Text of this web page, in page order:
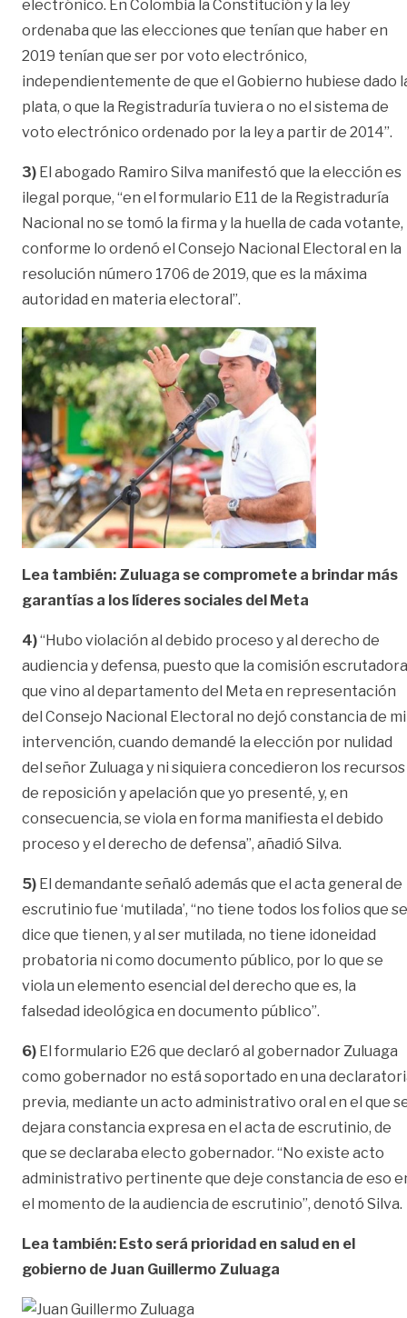
electrónico. En Colombia la Constitución y la ley
ordenaba que las elecciones que tenían que haber en
2019 tenían que ser por voto electrónico,
independientemente de que el Gobierno hubiese dado
plata, o que la Registraduría tuviera o no el sistema de
voto electrónico ordenado por la ley a partir de 2014”.
3) El abogado Ramiro Silva manifestó que la elección es
ilegal porque, “en el formulario E11 de la Registraduría
Nacional no se tomó la firma y la huella de cada votante,
conforme lo ordenó el Consejo Nacional Electoral en la
resolución número 1706 de 2019, que es la máxima
autoridad en materia electoral”.
Lea también: Zuluaga se compromete a brindar más
garantías a los líderes sociales del Meta
4)“Hubo violación al debido proceso y al derecho de
audiencia y defensa, puesto que la comisión escrutadora
que vino al departamento del Meta en representación
del Consejo Nacional Electoral no dejó constancia de mi
intervención, cuando demandé la elección por nulidad
del señor Zuluaga y ni siquiera concedieron los recursos
de reposición y apelación que yo presenté, y, en
consecuencia, se viola en forma manifiesta el debido
proceso y el derecho de defensa”, añadió Silva.
5) El demandante señaló además que el acta general de
escrutinio fue ‘mutilada’, “no tiene todos los folios que se
dice que tienen, y al ser mutilada, no tiene idoneidad
probatoria ni como documento público, por lo que se
viola un elemento esencial del derecho que es, la
falsedad ideológica en documento público”.
6) El formulario E26 que declaró al gobernador Zuluaga
como gobernador no está soportado en una
previa, mediante un acto administrativo oral en el que
dejara constancia expresa en el acta de escrutinio, de
que se declaraba electo gobernador. “No existe acto
administrativo pertinente que deje constancia de eso
el momento de la audiencia de escrutinio”, denotó Silva.
Lea también: Esto será prioridad en salud en el
gobierno de Juan Guillermo Zuluaga